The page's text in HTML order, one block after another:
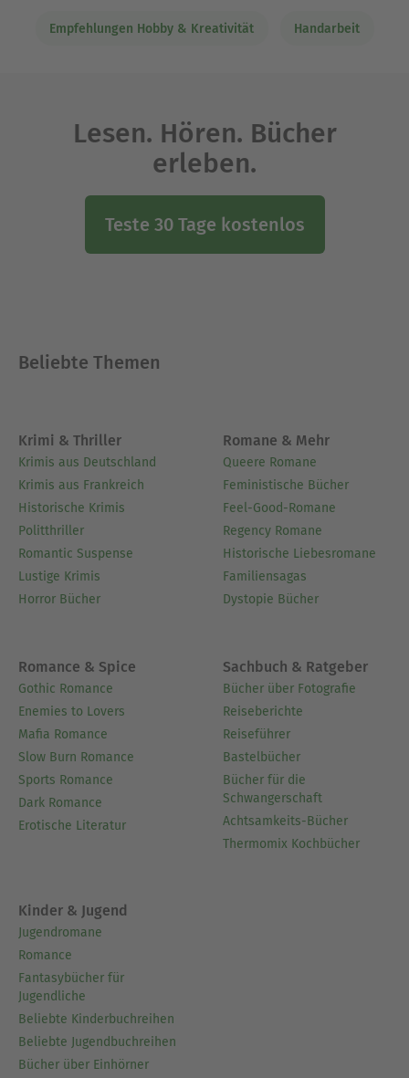
Empfehlungen Hobby & Kreativität Handarbeit
Lesen. Hören. Bücher
erleben.
Teste 30 Tage kostenlos
Beliebte Themen
Krimi & Thriller
Krimis aus Deutschland
Krimis aus Frankreich
Historische Krimis
Politthriller
Romantic Suspense
Lustige Krimis
Horror Bücher
Romane & Mehr
Queere Romane
Feministische Bücher
Feel-Good-Romane
Regency Romane
Historische Liebesromane
Familiensagas
Dystopie Bücher
Romance & Spice
Gothic Romance
Enemies to Lovers
Mafia Romance
Slow Burn Romance
Sports Romance
Dark Romance
Erotische Literatur
Sachbuch & Ratgeber
Bücher über Fotografie
Reiseberichte
Reiseführer
Bastelbücher
Bücher für die
Schwangerschaft
Achtsamkeits-Bücher
Thermomix Kochbücher
Kinder & Jugend
Jugendromane
Romance
Fantasybücher für
Jugendliche
Beliebte Kinderbuchreihen
Beliebte Jugendbuchreihen
Bücher über Einhörner